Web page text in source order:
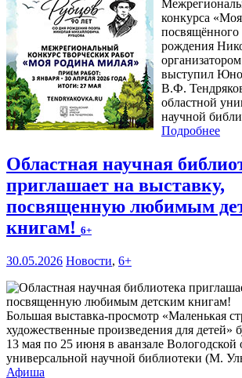
конкурса
рождения
выступил
В.Ф.
областной
научной
Подробнее
Областная научная
приглашает на выставку,
посвященную любимым
книгам! 6+
30.05.2026 Новости, 6+
Большая выставка-просмотр «Маленькая
художественные произведения для детей»
13 мая по 25 июня в аванзале Вологодской
универсальной научной библиотеки (М.
Афиша